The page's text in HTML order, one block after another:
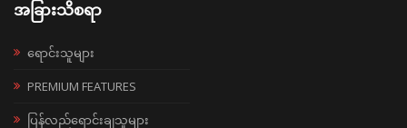
အခြားသိစရာ
ရောင်းသူများ
PREMIUM FEATURES
ပြန်လည်ရောင်းချသူများ